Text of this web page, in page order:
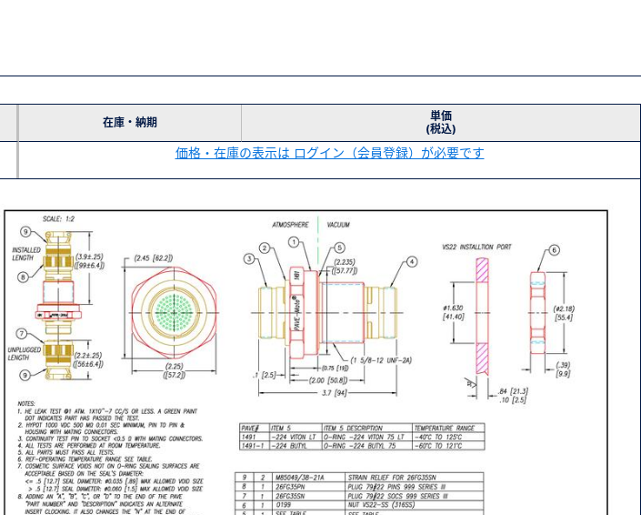
在庫・納期
単価
(税込)
価格・在庫の表示は ログイン（会員登録）が必要です